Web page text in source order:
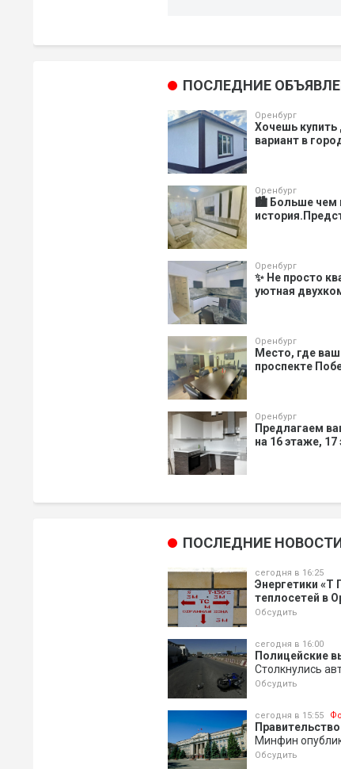
ПОСЛЕДНИЕ
Оренбург
Хочешь
вариант в
Оренбург
🏙️ Больше чем
Оренбург
✨ Не просто
уютная
Оренбург
Место, где
проспекте
Оренбург
Предлагаем
на 16 этаже,
ПОСЛЕДНИЕ
сегодня в 16:25
Энергетики «Т
теплосетей в
Обсудить
сегодня в 16:00
Полицейские
Столкнулись
Обсудить
сегодня в 15:55
Минфин
Обсудить